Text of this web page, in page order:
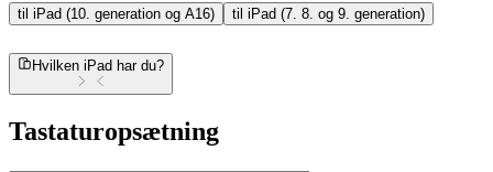
til iPad (10. generation og A16) til iPad (7. 8. og 9. generation)
Hvilken iPad har du?
Tastaturopsætning